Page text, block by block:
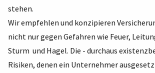
stehen.
Wir empfehlen und konzipieren
nicht nur gegen Gefahren wie Feuer,
Sturm und Hagel. Die - durchaus
Risiken, denen ein Unternehmer